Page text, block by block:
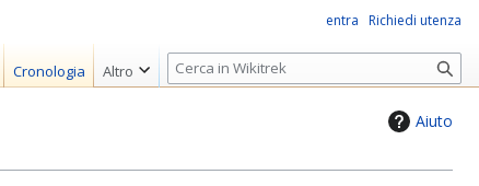
Aiuto
entra Richiedi utenza
Cronologia Altro
R
i
r